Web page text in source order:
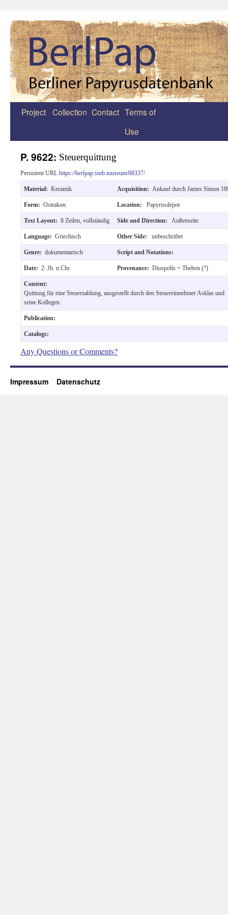
Zum
Project Collection Contact Terms of
Use
P. 9622: Steuerquittung
Persistent URL https://berlpap.smb.museum/08337/
Material: Keramik Acquisition: Ankauf durch James Simon
Form: Ostrakon Location: Papyrusdepot
Text Layout: 8 Zeilen, vollständig Side and Direction: Außenseite
Language: Griechisch Other Side: unbeschriftet
Genre: dokumentarisch Script and Notations:
Date: 2. Jh. n.Chr. Provenance: Diospolis = Theben (?)
Content:
Quittung für eine Steuerzahlung, ausgestellt durch den Steuereinnehmer Asklas und
seine Kollegen.
Publication:
Catalogs:
Any Questions or Comments?
Impressum Datenschutz